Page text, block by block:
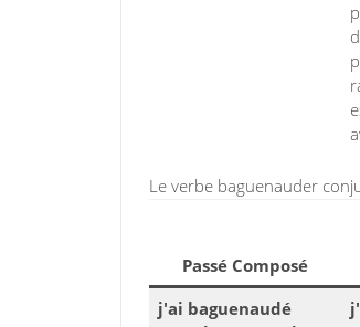
Le verbe baguenauder
Passé Composé
j'ai baguenaudé